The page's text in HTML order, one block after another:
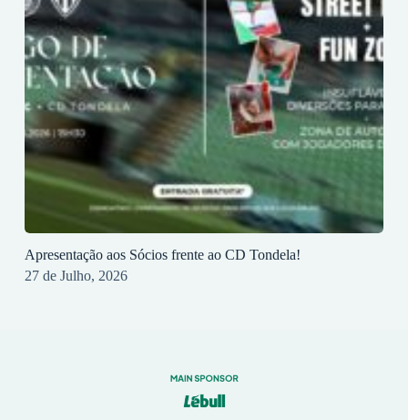
Apresentação aos Sócios frente ao CD Tondela!
27 de Julho, 2026